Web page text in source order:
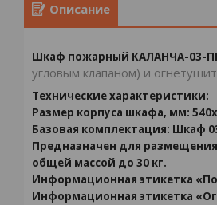
Описание
Шкаф пожарный КАЛАНЧА-03-
угловым клапаном) и
Технические характеристики:
Размер корпуса шкафа, мм:
Базовая комплектация: Шкаф
Предназначен для
общей массой до 30 кг.
Информационная этикетка
Информационная этикетка